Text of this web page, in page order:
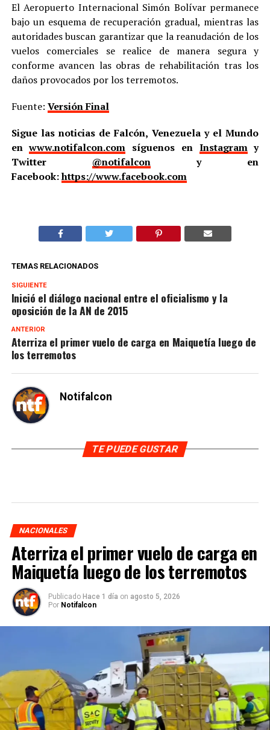
El Aeropuerto Internacional Simón Bolívar permanece
bajo un esquema de recuperación gradual, mientras las
autoridades buscan garantizar que la reanudación de los
vuelos comerciales se realice de manera segura y
conforme avancen las obras de rehabilitación tras los
daños provocados por los terremotos.
Fuente: Versión Final
Sigue las noticias de Falcón, Venezuela y el Mundo
enwww.notifalcon.com síguenos en Instagramy
Twitter @notifalcony en
Facebook:https://www.facebook.com
TEMAS RELACIONADOS
SIGUIENTE
Inició el diálogo nacional entre el oficialismo y la
oposición de la AN de 2015
ANTERIOR
Aterriza el primer vuelo de carga en Maiquetía luego de
los terremotos
Notifalcon
TE PUEDE GUSTAR
NACIONALES
Aterriza el primer vuelo de carga en
Maiquetía luego de los terremotos
Publicado Hace 1 día on agosto 5, 2026
Por Notifalcon